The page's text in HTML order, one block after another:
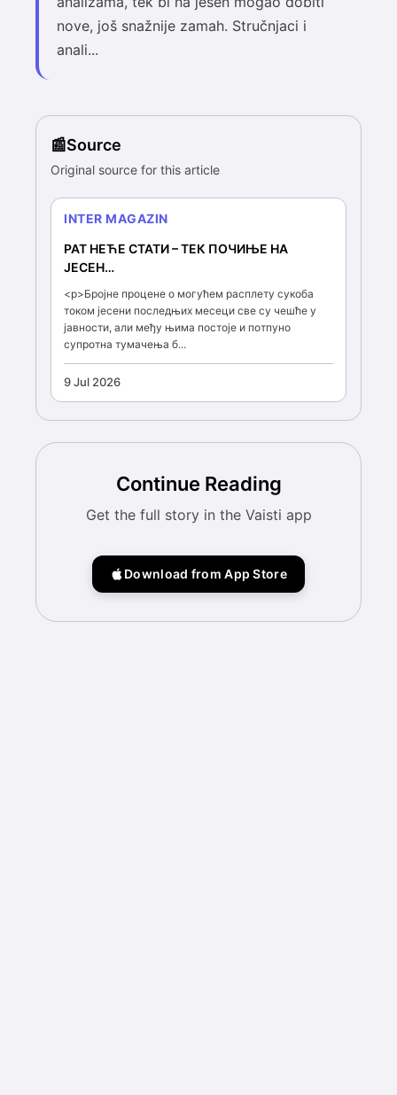
nove, još snažnije zamah. Stručnjaci i
anali...
Source
Original source for this article
INTER MAGAZIN
РАТ НЕЋЕ СТАТИ – ТЕК ПОЧИЊЕ НА
ЈЕСЕН…
<p>Бројне процене о могућем расплету сукоба
током јесени последњих месеци све су чешће у
јавности, али међу њима постоје и потпуно
супротна тумачења б...
9 Jul 2026
Continue Reading
Get the full story in the Vaisti app
Download from App Store